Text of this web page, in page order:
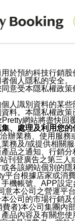
於預約科技行銷
個人隱私的安全。
意受本隱私權政
人識別資料的某
料。本隱私權政
網站將盡快回
、處理及利用您的
辦業務、使用服
務及/或提供相關
品之通知、行銷
刊登廣告之第三
各該網站個別的
平台根據店家或消
機帳號、APP設
意本公司之營運平
公司的市場行銷
者)本公司集團內
品內容及有關您